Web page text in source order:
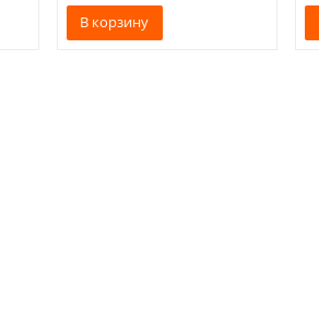
В корзину